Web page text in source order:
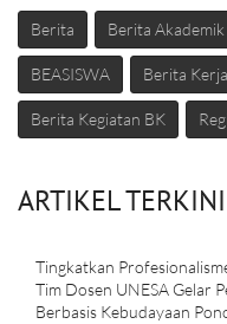
Berita Berita Akademik
BEASISWA Berita
Berita Kegiatan BK
ARTIKEL TERKINI
Tingkatkan
Tim Dosen UNESA Gelar
Berbasis Kebudayaan